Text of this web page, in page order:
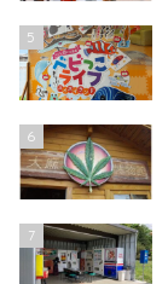
5
6
7